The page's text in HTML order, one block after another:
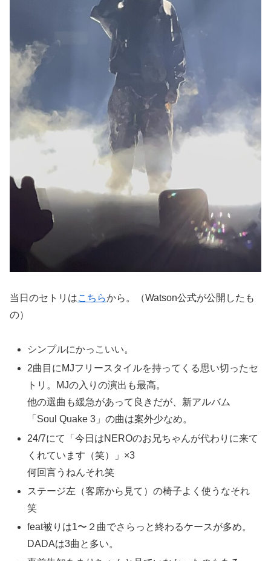
当日のセトリはこちらから。（Watson公式が公開したも
の）
シンプルにかっこいい。
2曲目にMJフリースタイルを持ってくる思い切ったセ
トリ。MJの入りの演出も最高。
他の選曲も緩急があって良きだが、新アルバム
「Soul Quake 3」の曲は案外少なめ。
24/7にて「今日はNEROのお兄ちゃんが代わりに来て
くれています（笑）」×3
何回言うねんそれ笑
ステージ左（客席から見て）の椅子よく使うなそれ
笑
feat被りは1〜２曲でさらっと終わるケースが多め。
DADAは3曲と多い。